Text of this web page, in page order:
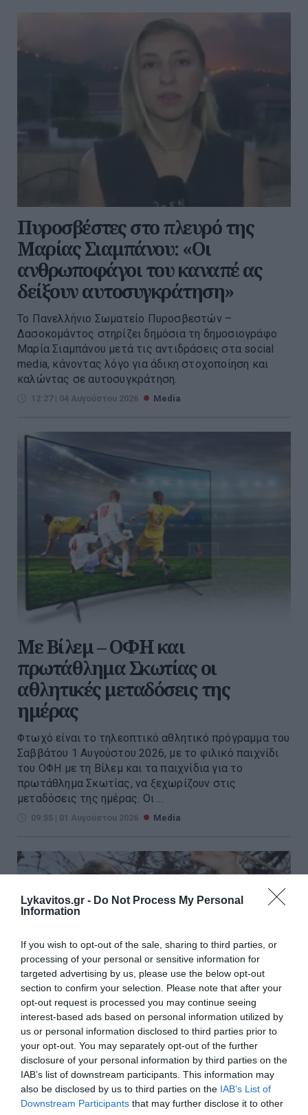
Lykavitos.gr - Do Not Process My Personal
Information
If you wish to opt-out of the sale, sharing to third parties, or
processing of your personal or sensitive information for
targeted advertising by us, please use the below opt-out
section to confirm your selection. Please note that after your
opt-out request is processed you may continue seeing
interest-based ads based on personal information utilized by
us or personal information disclosed to third parties prior to
your opt-out. You may separately opt-out of the further
disclosure of your personal information by third parties on the
IAB’s list of downstream participants. This information may
also be disclosed by us to third parties on the IAB’s List of
Downstream Participants that may further disclose it to other
Πυροσβέστες στο πλευρό της
Μαρίας Σιαμπάνου: «Οι
ανθρωποφάγοι του καναπέ ας
δείξουν αυτοσυγκράτηση»
Το Πανελλήνιο Σωματείο Πυροσβεστών –
Δασοκομάντος στηρίζει δημόσια τη δημοσιογράφο
Μαρία Σιαμπάνου μετά τις αντιδράσεις στα social
media, κάνοντας λόγο για άδικη στοχοποίηση και
καλώντας σε αυτοσυγκράτηση.
12:27 | 04 Αυγούστου 2026 Media
Με Βίλεμ – ΟΦΗ και
πρωτάθλημα Σκωτίας οι
αθλητικές μεταδόσεις της
ημέρας
Φτωχό είναι το τηλεοπτικό αθλητικό πρόγραμμα του
Σαββάτου 1 Αυγούστου 2026, με το φιλικό παιχνίδι
του ΟΦΗ με τη Βίλεμ και τα παιχνίδια για το
πρωτάθλημα Σκωτίας, να ξεχωρίζουν στις
μεταδόσεις της ημέρας. Οι ...
09:55 | 01 Αυγούστου 2026 Media
Συνελήφθη Τουρκάλα ηθοποιός
επειδή αποκάλυψε ότι το κολιέ
που φοράει είναι... δονητής